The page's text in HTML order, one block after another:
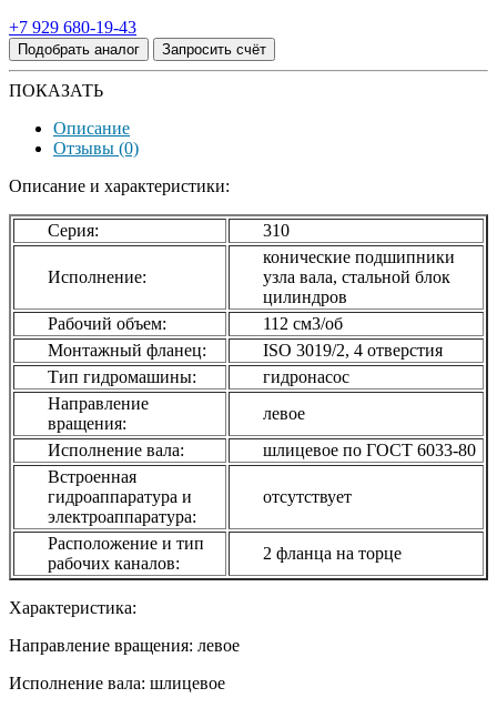
+7 929 680-19-43
Подобрать аналог Запросить счёт
ПОКАЗАТЬ
Описание
Отзывы (0)
Описание и характеристики:
Серия: 310
Исполнение:
конические подшипники
узла вала, стальной блок
цилиндров
Рабочий объем:
112 см3/об
Монтажный фланец:
ISO 3019/2, 4 отверстия
Тип гидромашины:
гидронасос
Направление
вращения:
левое
Исполнение вала:
шлицевое по ГОСТ 6033-80
Встроенная
гидроаппаратура и
электроаппаратура:
отсутствует
Расположение и тип
рабочих каналов:
2 фланца на торце
Характеристика:
Направление вращения: левое
Исполнение вала: шлицевое